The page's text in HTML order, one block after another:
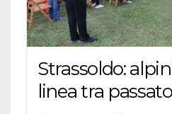
Strassoldo:
linea tra